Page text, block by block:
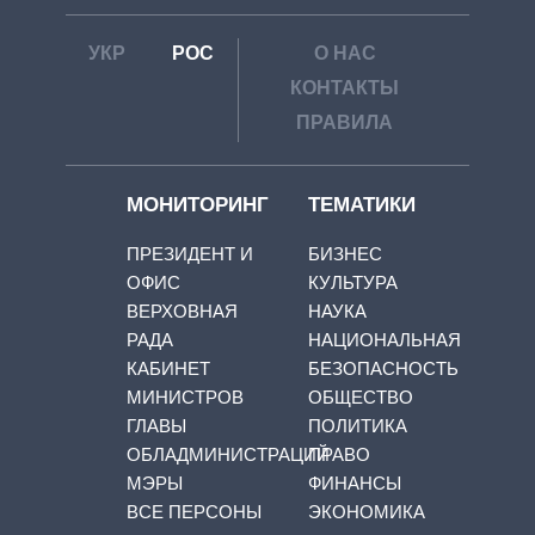
УКР РОС
О НАС
КОНТАКТЫ
ПРАВИЛА
МОНИТОРИНГ
ПРЕЗИДЕНТ И
ОФИС
ВЕРХОВНАЯ
РАДА
КАБИНЕТ
МИНИСТРОВ
ГЛАВЫ
ОБЛАДМИНИСТРАЦИЙ
МЭРЫ
ВСЕ ПЕРСОНЫ
ТЕМАТИКИ
БИЗНЕС
КУЛЬТУРА
НАУКА
НАЦИОНАЛЬНАЯ
БЕЗОПАСНОСТЬ
ОБЩЕСТВО
ПОЛИТИКА
ПРАВО
ФИНАНСЫ
ЭКОНОМИКА